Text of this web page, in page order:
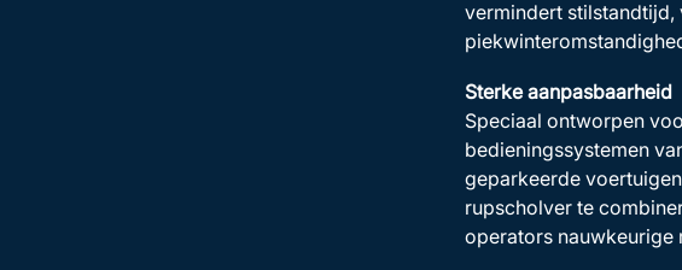
vermindert stilstandtijd,
Sterke aanpasbaarheid
Speciaal ontworpen
bedieningssystemen
geparkeerde
rupscholver te
operators nauwkeurige